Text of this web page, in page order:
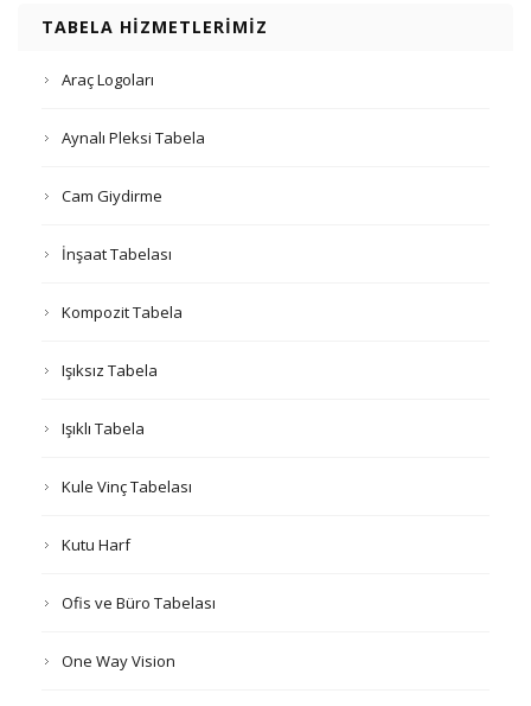
TABELA HIZMETLERIMIZ
Araç Logoları
Aynalı Pleksi Tabela
Cam Giydirme
İnşaat Tabelası
Kompozit Tabela
Işıksız Tabela
Işıklı Tabela
Kule Vinç Tabelası
Kutu Harf
Ofis ve Büro Tabelası
One Way Vision